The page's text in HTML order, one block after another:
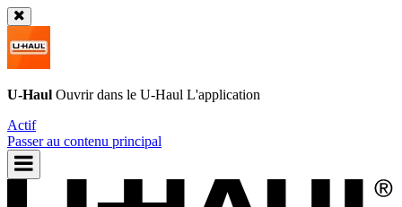
U-Haul Ouvrir dans le U-Haul L'application
Actif
Passer au contenu principal